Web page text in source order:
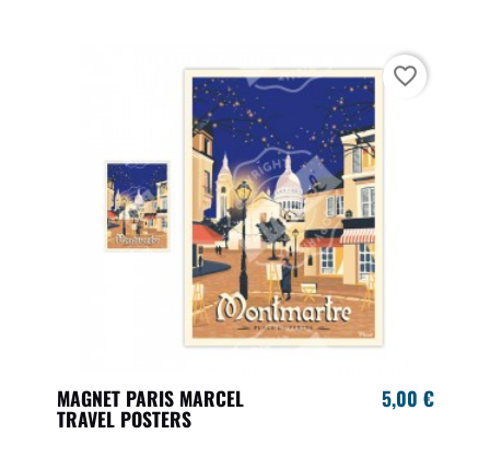
MAGNET PARIS MARCEL
TRAVEL POSTERS
5,00 €
favorite_border